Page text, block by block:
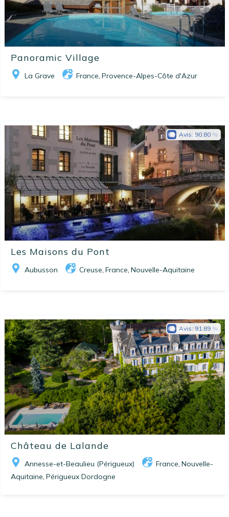
Panoramic Village
La Grave France, Provence-Alpes-Côte d'Azur
Les Maisons du Pont
Aubusson Creuse, France, Nouvelle-Aquitaine
Avis: 90.80
Château de Lalande
Annesse-et-Beaulieu (Périgueux) France, Nouvelle-
Aquitaine, Périgueux Dordogne
Avis: 91.89